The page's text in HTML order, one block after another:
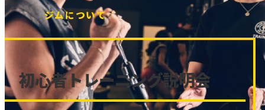
ジムについて
初心者トレーニング説明会